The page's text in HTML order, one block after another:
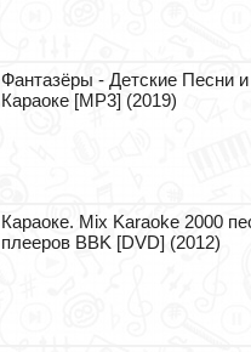
Фантазёры - Детские Песни и
Караоке [MP3] (2019)
Караоке. Mix Karaoke 2000
плееров BBK [DVD] (2012)